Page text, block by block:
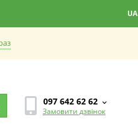
UA
097 642 62 62
Замовити дзвінок